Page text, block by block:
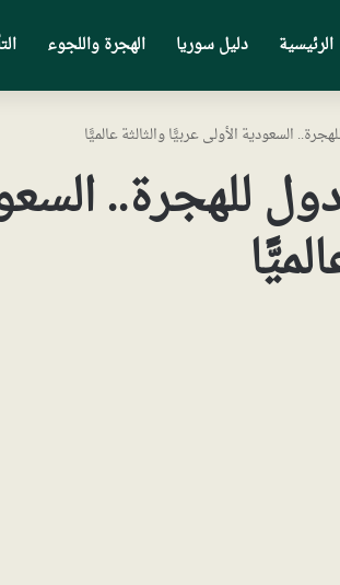
الرئيسية دليل سوريا الهجرة واللجوء
أفضل 10 دول للهجرة..